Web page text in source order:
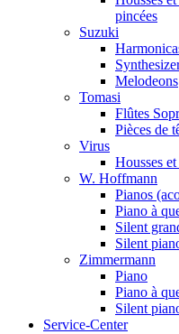
pincées
Suzuki
Melodeons
Tomasi
Flûtes
Pièces de
Virus
Housses
W. Hoffmann
Pianos
Piano à
Silent
Silent
Zimmermann
Piano
Piano à
Silent
Service-Center